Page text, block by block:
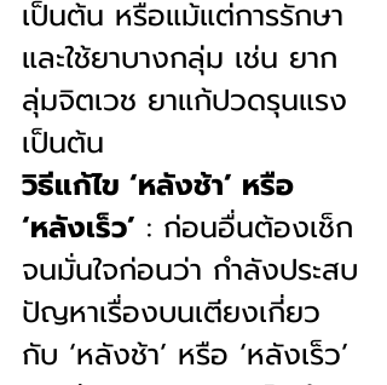
เป็นต้น หรือแม้แต่การรักษา
และใช้ยาบางกลุ่ม เช่น ยาก
ลุ่มจิตเวช ยาแก้ปวดรุนแรง
เป็นต้น
วิธีแก้ไข ‘หลังช้า’ หรือ
‘หลังเร็ว’ : ก่อนอื่นต้องเช็ก
จนมั่นใจก่อนว่า กำลังประสบ
ปัญหาเรื่องบนเตียงเกี่ยว
กับ ‘หลังช้า’ หรือ ‘หลังเร็ว’